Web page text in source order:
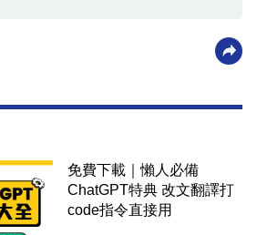
免費下載｜懶人必備
ChatGPT特典 改文翻譯打
code指令直接用